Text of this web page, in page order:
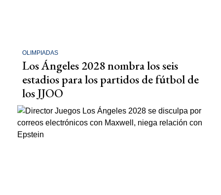
OLIMPIADAS
Los Ángeles 2028 nombra los seis
estadios para los partidos de fútbol de
los JJOO